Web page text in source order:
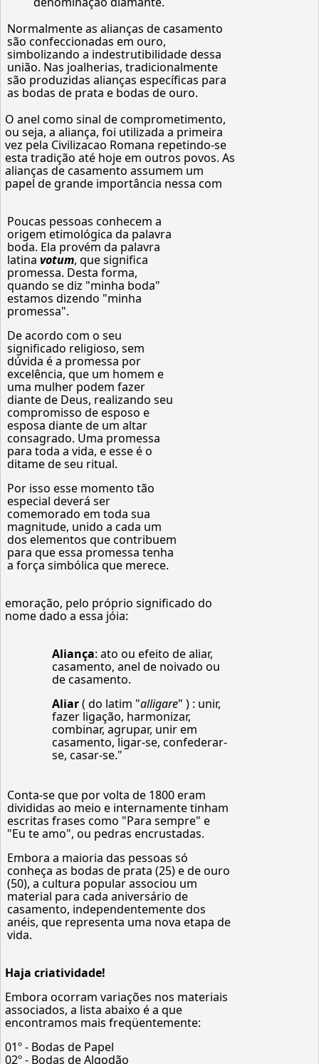
Normalmente as alianças de casamento
são confeccionadas em ouro,
simbolizando a indestrutibilidade dessa
união. Nas joalherias, tradicionalmente
são produzidas alianças específicas para
as bodas de prata e bodas de ouro.
O anel como sinal de comprometimento,
ou seja, a aliança, foi utilizada a primeira
vez pela Civilizacao Romana repetindo-se
esta tradição até hoje em outros povos. As
alianças de casamento assumem um
papel de grande importância nessa com
Poucas pessoas conhecem a
origem etimológica da palavra
boda. Ela provém da palavra
latina votum, que significa
promessa. Desta forma,
quando se diz "minha boda"
estamos dizendo "minha
promessa".
De acordo com o seu
significado religioso, sem
dúvida é a promessa por
excelência, que um homem e
uma mulher podem fazer
diante de Deus, realizando seu
compromisso de esposo e
esposa diante de um altar
consagrado. Uma promessa
para toda a vida, e esse é o
ditame de seu ritual.
Por isso esse momento tão
especial deverá ser
comemorado em toda sua
magnitude, unido a cada um
dos elementos que contribuem
para que essa promessa tenha
a força simbólica que merece.
emoração, pelo próprio significado do
nome dado a essa jóia:
Aliança: ato ou efeito de aliar,
casamento, anel de noivado ou
de casamento.
Aliar( do latim "alligare" ) : unir,
fazer ligação, harmonizar,
combinar, agrupar, unir em
casamento, ligar-se, confederar-
se, casar-se."
Conta-se que por volta de 1800 eram
divididas ao meio e internamente tinham
escritas frases como "Para sempre" e
"Eu te amo", ou pedras encrustadas.
Embora a maioria das pessoas só
conheça as bodas de prata (25) e de ouro
(50), a cultura popular associou um
material para cada aniversário de
casamento, independentemente dos
anéis, que representa uma nova etapa de
vida.
Haja criatividade!
Embora ocorram variações nos materiais
associados, a lista abaixo é a que
encontramos mais freqüentemente:
01º - Bodas de Papel
02º - Bodas de Algodão